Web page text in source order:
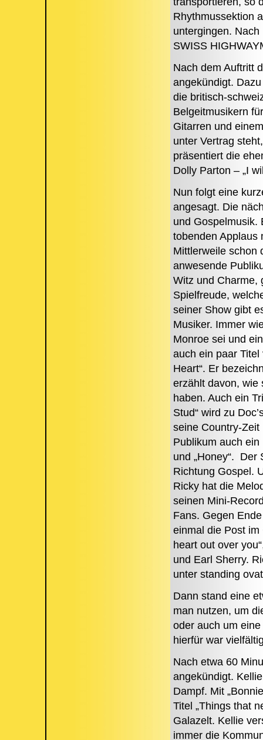
Rhythmussektion
untergingen.
SWISS
Nach dem Auftritt
angekündigt.
die britisch-
Belgeitmusikern
Gitarren und
unter Vertrag
präsentiert die
Dolly Parton – „I
Nun folgt eine
angesagt. Die
und Gospelmusik.
tobenden Applaus
Mittlerweile schon
anwesende
Witz und Charme,
Spielfreude,
seiner Show gibt
Musiker. Immer
Monroe sei und
auch ein paar Titel
Heart“. Er
erzählt davon, wie
haben. Auch ein
Stud“ wird zu
seine Country-Zeit
Publikum auch ein
und „Honey“. Der
Richtung Gospel.
Ricky hat die
seinen Mini-
Fans. Gegen
einmal die Post im
heart out over
und Earl Sherry.
unter standing
Dann stand eine
man nutzen, um
oder auch um
hierfür war
Nach etwa 60
angekündigt.
Dampf. Mit
Titel „Things that
Galazelt. Kellie
immer die